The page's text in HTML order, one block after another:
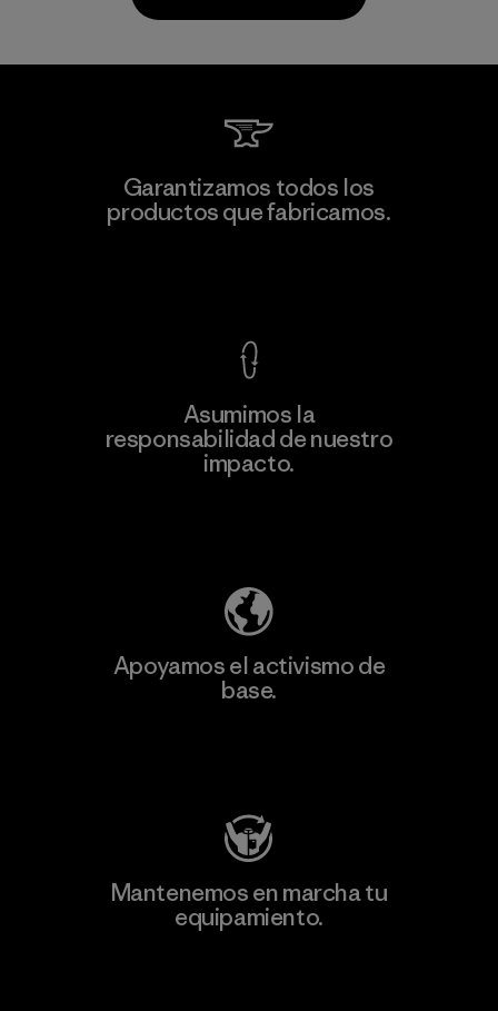
información
Kwang Viet Garment Co., Ltd
Factory
Garantizamos todos los
productos que fabricamos.
Asumimos la
responsabilidad de nuestro
impacto.
Apoyamos el activismo de
base.
Mantenemos en marcha tu
equipamiento.